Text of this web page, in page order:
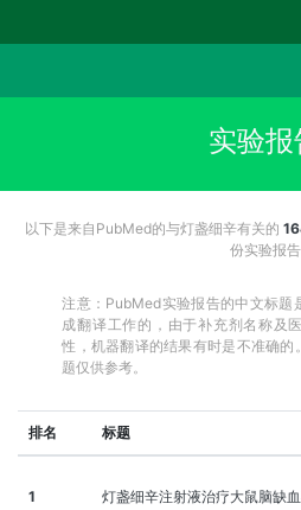
实验报
以下是来自PubMed的与灯盏细辛有关的
份实验报告
注意：PubMed实验报告的中文标题
成翻译工作的，由于补充剂名称及
性，机器翻译的结果有时是不准确的
题仅供参考。
排名 标题
1
灯盏细辛注射液治疗大鼠脑缺